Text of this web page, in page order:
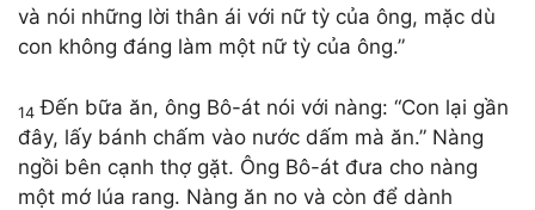
và nói những lời thân ái với nữ tỳ của ông, mặc dù
con không đáng làm một nữ tỳ của ông.”
14 Đến bữa ăn, ông Bô-át nói với nàng: “Con lại gần
đây, lấy bánh chấm vào nước dấm mà ăn.” Nàng
ngồi bên cạnh thợ gặt. Ông Bô-át đưa cho nàng
một mớ lúa rang. Nàng ăn no và còn để dành